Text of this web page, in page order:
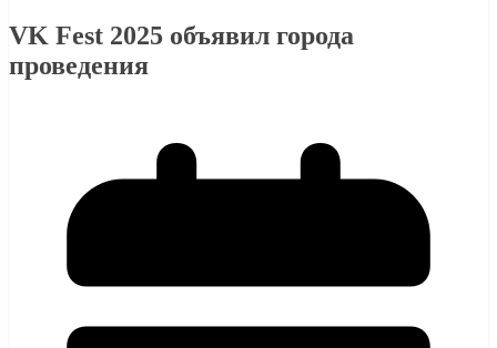
VK Fest 2025 объявил города
проведения